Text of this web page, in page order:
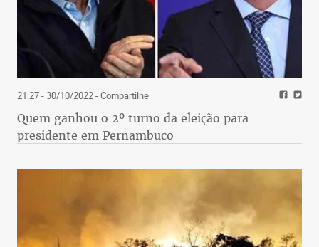
21:27 - 30/10/2022- Compartilhe
Quem ganhou o 2º turno da eleição para
presidente em Pernambuco